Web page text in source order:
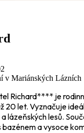
v Mariánských Lázních
Richard**** je
20 let. Vyznačuje
lázeňských lesů.
bazénem a vysoce